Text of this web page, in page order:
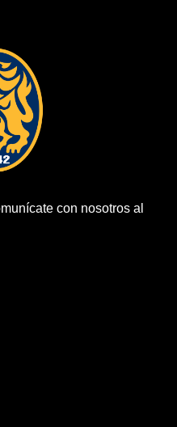
con nosotros al